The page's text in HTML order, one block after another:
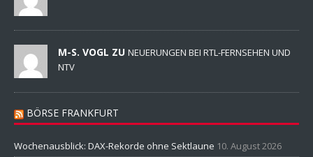
M-S. VOGL ZU NEUERUNGEN BEI RTL-FERNSEHEN UND
NTV
BÖRSE FRANKFURT
Wochenausblick: DAX-Rekorde ohne Sektlaune 10. August 2026